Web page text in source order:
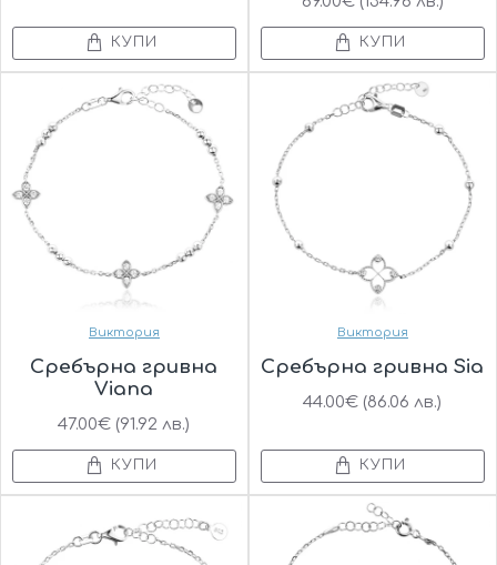
КУПИ КУПИ
Виктория
Сребърна гривна
Viana
47.00€ (91.92 лв.)
КУПИ
Виктория
Сребърна гривна Sia
44.00€ (86.06 лв.)
КУПИ